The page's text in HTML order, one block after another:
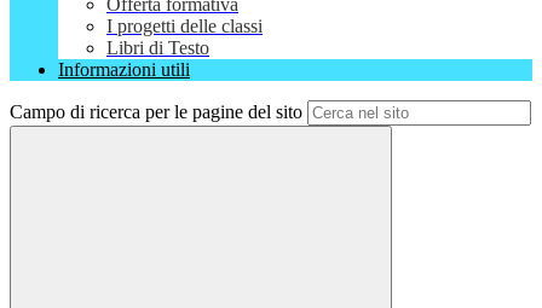
Offerta formativa
I progetti delle classi
Libri di Testo
Informazioni utili
Campo di ricerca per le pagine del sito